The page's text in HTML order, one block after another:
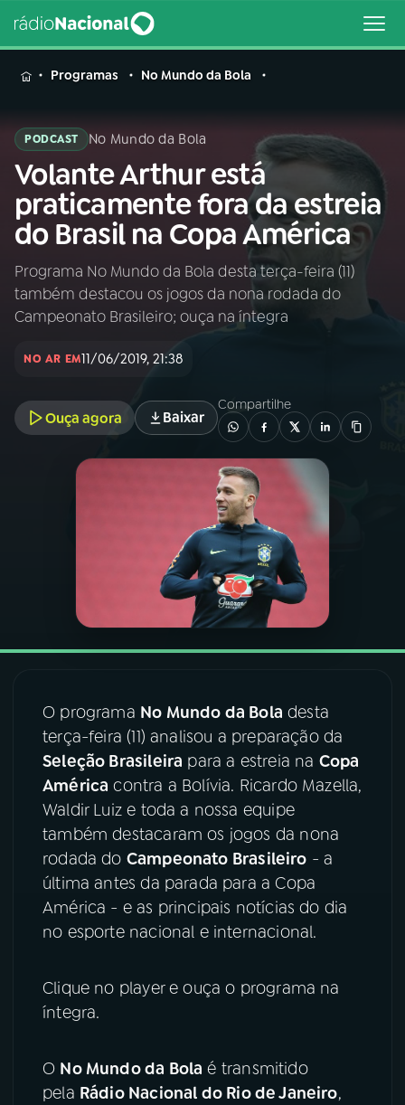
MENU
Buscar
na
Rádio
Nacional
Buscar
AO VIVO
VIDEOCASTS
08FESTIVAL DE MÚSICA
ACOMPANHE A RÁDIO NACIONAL
YouTube Facebook
Instagram X
TikTok
Programas No Mundo da Bola
PODCAST No Mundo da Bola
Volante Arthur está
praticamente fora da estreia
do Brasil na Copa América
Programa No Mundo da Bola desta terça-feira (11)
também destacou os jogos da nona rodada do
Campeonato Brasileiro; ouça na íntegra
NO AR EM11/06/2019, 21:38
Ouça agora Baixar
Compartilhe
O programa No Mundo da Bola desta
terça-feira (11) analisou a preparação da
Seleção Brasileira para a estreia na Copa
América contra a Bolívia. Ricardo Mazella,
Waldir Luiz e toda a nossa equipe
também destacaram os jogos da nona
rodada do Campeonato Brasileiro - a
última antes da parada para a Copa
América - e as principais notícias do dia
no esporte nacional e internacional.
Clique no player e ouça o programa na
íntegra.
O No Mundo da Bola é transmitido
pela Rádio Nacional do Rio de Janeiro,